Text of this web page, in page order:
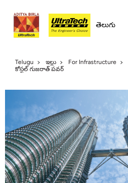
తెలుగు
Telugu ఇల్లు For Infrastructure
కోస్టల్ గుజరాత్ పవర్